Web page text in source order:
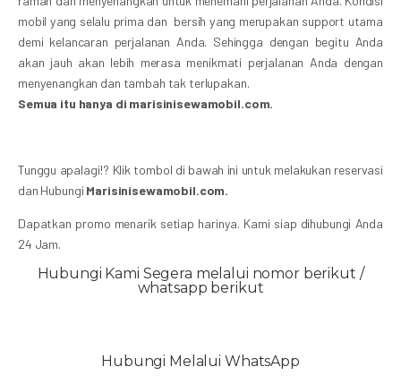
mobil yang selalu prima dan bersih yang merupakan support utama
demi kelancaran perjalanan Anda. Sehingga dengan begitu Anda
akan jauh akan lebih merasa menikmati perjalanan Anda dengan
menyenangkan dan tambah tak terlupakan.
Semua itu hanya di marisinisewamobil.com.
Tunggu apalagi!? Klik tombol di bawah ini untuk melakukan reservasi
dan Hubungi Marisinisewamobil.com.
Dapatkan promo menarik setiap harinya. Kami siap dihubungi Anda
24 Jam.
Hubungi Kami Segera melalui nomor berikut /
whatsapp berikut
Hubungi Melalui WhatsApp